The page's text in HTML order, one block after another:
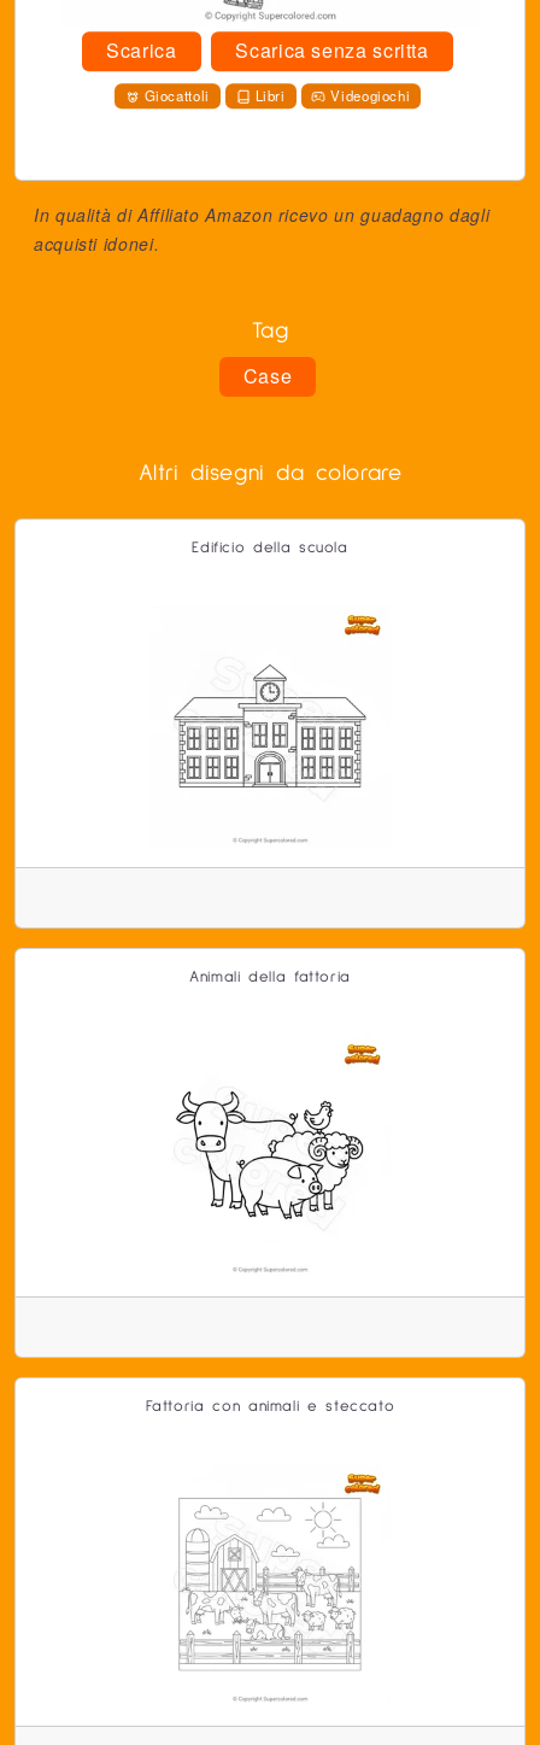
Scarica Scarica senza scritta
Giocattoli Libri Videogiochi
In qualità di Affiliato Amazon ricevo un guadagno dagli
acquisti idonei.
Tag
Case
Altri disegni da colorare
Edificio della scuola
Animali della fattoria
Fattoria con animali e steccato